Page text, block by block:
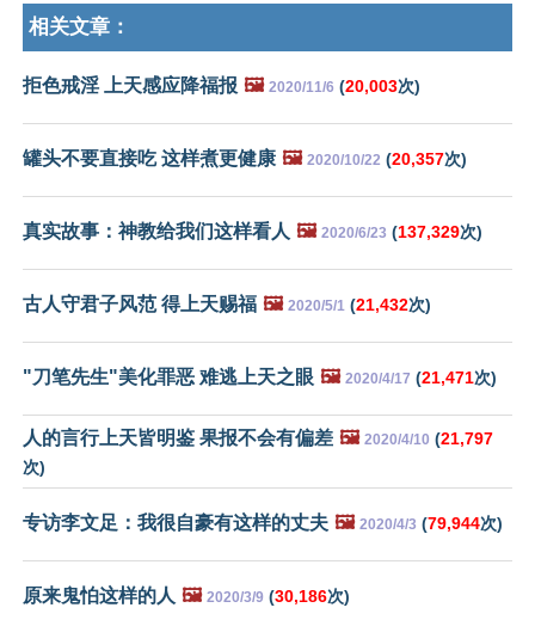
相关文章：
拒色戒淫 上天感应降福报 🖼️ 2020/11/6 (20,003次)
罐头不要直接吃 这样煮更健康 🖼️ 2020/10/22 (20,357次)
真实故事：神教给我们这样看人 🖼️ 2020/6/23 (137,329次)
古人守君子风范 得上天赐福 🖼️ 2020/5/1 (21,432次)
"刀笔先生"美化罪恶 难逃上天之眼 🖼️ 2020/4/17 (21,471次)
人的言行上天皆明鉴 果报不会有偏差 🖼️ 2020/4/10 (21,797
次)
专访李文足：我很自豪有这样的丈夫 🖼️ 2020/4/3 (79,944次)
原来鬼怕这样的人 🖼️ 2020/3/9 (30,186次)